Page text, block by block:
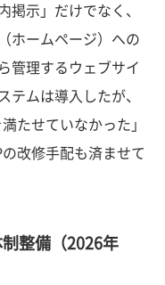
掲示」だけでなく、
ホームページ）への
管理するウェブサイ
テムは導入したが、
たせていなかった」
改修手配も済ませて
整備（2026年